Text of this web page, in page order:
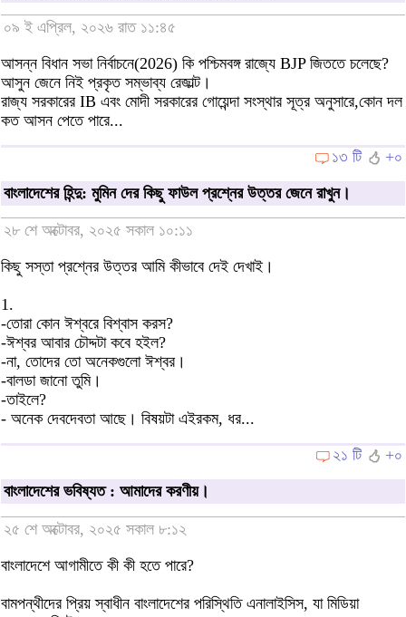
০৯ ই এপ্রিল, ২০২৬ রাত ১১:৪৫
আসন্ন বিধান সভা নির্বাচনে(2026) কি পশ্চিমবঙ্গ রাজ্যে BJP জিততে চলেছে?
আসুন জেনে নিই প্রকৃত সম্ভাব্য রেজাল্ট।
রাজ্য সরকারের IB এবং মোদী সরকারের গোয়েন্দা সংস্থার সূত্র অনুসারে,কোন দল
কত আসন পেতে পারে...
১৩ টি
+০
বাংলাদেশের হিন্দু: মুমিন দের কিছু ফাউল প্রশ্নের উত্তর জেনে রাখুন।
২৮ শে অক্টোবর, ২০২৫ সকাল ১০:১১
কিছু সস্তা প্রশ্নের উত্তর আমি কীভাবে দেই দেখাই।
1.
-তোরা কোন ঈশ্বরে বিশ্বাস করস?
-ঈশ্বর আবার চৌদ্দটা কবে হইল?
-না, তোদের তো অনেকগুলো ঈশ্বর।
-বালডা জানো তুমি।
-তাইলে?
- অনেক দেবদেবতা আছে। বিষয়টা এইরকম, ধর...
২১ টি
+০
বাংলাদেশের ভবিষ্যত : আমাদের করণীয়।
২৫ শে অক্টোবর, ২০২৫ সকাল ৮:১২
বাংলাদেশে আগামীতে কী কী হতে পারে?
বামপন্থীদের প্রিয় স্বাধীন বাংলাদেশের পরিস্থিতি এনালাইসিস, যা মিডিয়া